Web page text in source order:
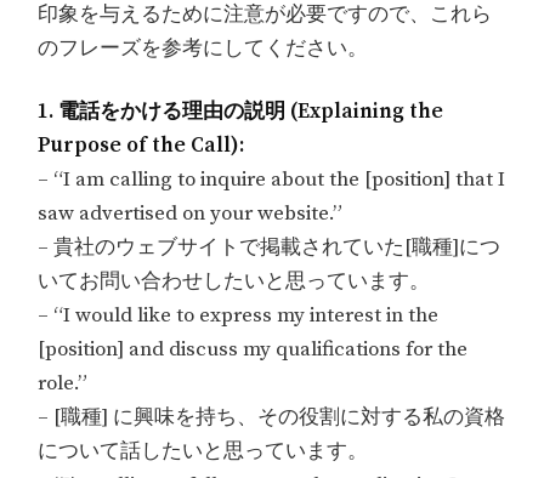
印象を与えるために注意が必要ですので、これら
のフレーズを参考にしてください。
1. 電話をかける理由の説明 (Explaining the
Purpose of the Call):
– “I am calling to inquire about the [position] that I
saw advertised on your website.”
– 貴社のウェブサイトで掲載されていた[職種]につ
いてお問い合わせしたいと思っています。
– “I would like to express my interest in the
[position] and discuss my qualifications for the
role.”
– [職種] に興味を持ち、その役割に対する私の資格
について話したいと思っています。